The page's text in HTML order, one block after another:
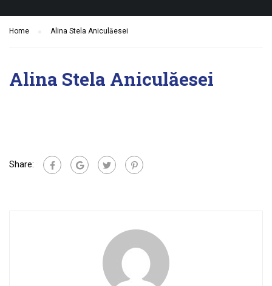
Home Alina Stela Aniculăesei
Alina Stela Aniculăesei
Share: